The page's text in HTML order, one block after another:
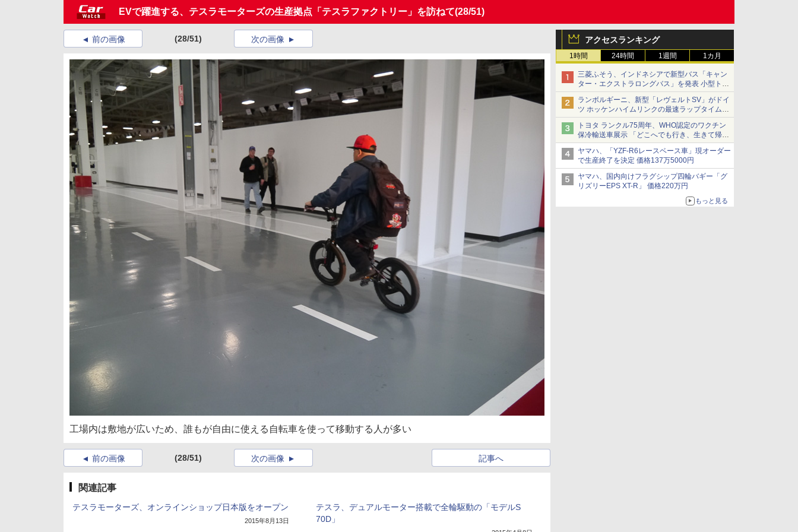
EVで躍進する、テスラモーターズの生産拠点「テスラファクトリー」を訪ねて(28/51)
アクセスランキング
1時間 24時間 1週間 1カ月
三菱ふそう、インドネシアで新型バス「キャン
ター・エクストラロングバス」を発表 小型トラ
ックベースの観光・旅客輸送向けバス
ランボルギーニ、新型「レヴェルトSV」がドイ
ツ ホッケンハイムリンクの最速ラップタイムを
記録
トヨタ ランクル75周年、WHO認定のワクチン
保冷輸送車展示 「どこへでも行き、生きて帰っ
てこられる」ランドクルーザーで命をつなぐ
ヤマハ、「YZF-R6レースベース車」現オーダー
で生産終了を決定 価格137万5000円
ヤマハ、国内向けフラグシップ四輪バギー「グ
リズリーEPS XT-R」 価格220万円
もっと見る
前の画像 (28/51) 次の画像
工場内は敷地が広いため、誰もが自由に使える自転車を使って移動する人が多い
前の画像 (28/51) 記事へ
次の画像
関連記事
テスラモーターズ、オンラインショップ日本版をオープン
2015年8月13日
テスラ、デュアルモーター搭載で全輪駆動の「モデルS
70D」